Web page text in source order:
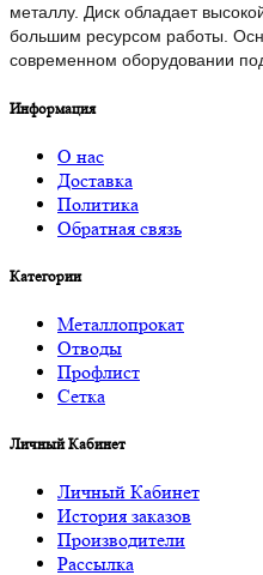
металлу. Диск обладает
большим ресурсом работы.
современном оборудовании
Информация
О нас
Доставка
Политика
Обратная связь
Категории
Металлопрокат
Отводы
Профлист
Сетка
Личный Кабинет
Личный Кабинет
История заказов
Производители
Рассылка